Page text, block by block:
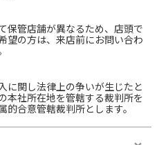
保管店舗が異なるため、店頭で
望の方は、来店前にお問い合わ
に関し法律上の争いが生じたと
本社所在地を管轄する裁判所を
的合意管轄裁判所とします。